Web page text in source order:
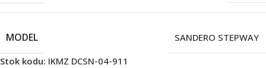
MODEL
SANDERO STEPWAY
Stok kodu: IKMZ DCSN-04-911